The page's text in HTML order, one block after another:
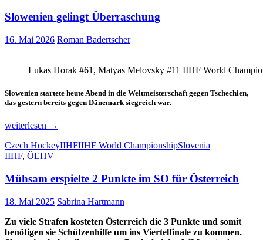
Slowenien gelingt Überraschung
16. Mai 2026 Roman Badertscher
Lukas Horak #61, Matyas Melovsky #11 IIHF World
Slowenien startete heute Abend in die Weltmeisterschaft gegen Tschechien,
das gestern bereits gegen Dänemark siegreich war.
Slowenien
Überraschung
weiterlesen →
Czech HockeyIIHFIIHF World ChampionshipSlovenia
IIHF, ÖEHV
Mühsam erspielte 2 Punkte im SO für Österreich
18. Mai 2025 Sabrina Hartmann
Zu viele Strafen kosteten Österreich die 3 Punkte und somit
benötigen sie Schützenhilfe um ins Viertelfinale zu kommen.